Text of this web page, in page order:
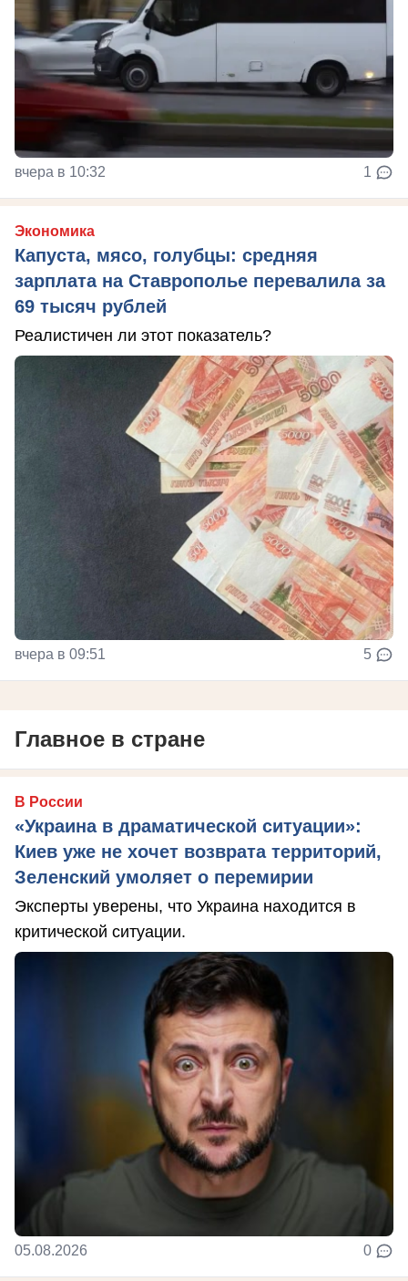
вчера в 10:32 1
Экономика
Капуста, мясо, голубцы: средняя
зарплата на Ставрополье перевалила за
69 тысяч рублей
Реалистичен ли этот показатель?
вчера в 09:51 5
Главное в стране
В России
«Украина в драматической ситуации»:
Киев уже не хочет возврата территорий,
Зеленский умоляет о перемирии
Эксперты уверены, что Украина находится в
критической ситуации.
05.08.2026 0